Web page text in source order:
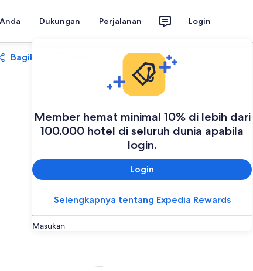
Dukungan Perjalanan Login
Member hemat minimal 10% di lebih dari
100.000 hotel di seluruh dunia apabila
login.
Login
Selengkapnya tentang Expedia Rewards
Masukan
Bagikan